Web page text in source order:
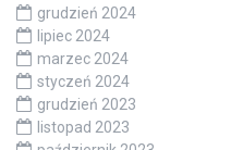
grudzień 2024
lipiec 2024
marzec 2024
styczeń 2024
grudzień 2023
listopad 2023